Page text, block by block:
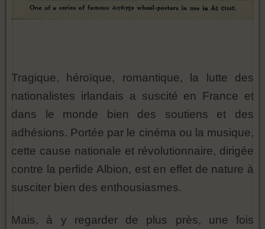
Tragique, héroïque, romantique, la lutte des
nationalistes irlandais a suscité en France et
dans le monde bien des soutiens et des
adhésions. Portée par le cinéma ou la musique,
cette cause nationale et révolutionnaire, dirigée
contre la perfide Albion, est en effet de nature à
susciter bien des enthousiasmes.
Mais, à y regarder de plus près, une fois